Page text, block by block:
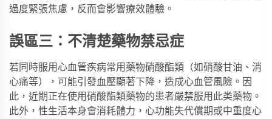
過度緊張焦慮，反而會影響療效體驗。
誤區三：不清楚藥物禁忌症
若同時服用心血管疾病常用藥物硝酸酯類（如硝酸甘油、消
心痛等），可能引發血壓顯著下降，造成心血管風險。因
此，近期正在使用硝酸酯類藥物的患者嚴禁服用此类藥物。
此外，性生活本身會消耗體力，心功能失代償期或中重度心